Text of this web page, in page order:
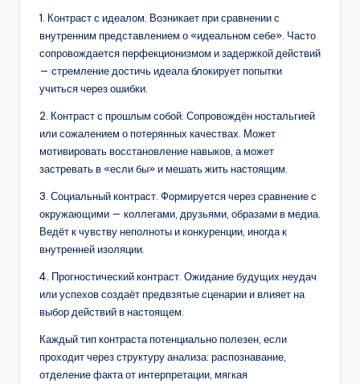
1. Контраст с идеалом. Возникает при сравнении с
внутренним представлением о «идеальном себе». Часто
сопровождается перфекционизмом и задержкой действий
— стремление достичь идеала блокирует попытки
учиться через ошибки.
2. Контраст с прошлым собой. Сопровождён ностальгией
или сожалением о потерянных качествах. Может
мотивировать восстановление навыков, а может
застревать в «если бы» и мешать жить настоящим.
3. Социальный контраст. Формируется через сравнение с
окружающими — коллегами, друзьями, образами в медиа.
Ведёт к чувству неполноты и конкуренции, иногда к
внутренней изоляции.
4. Прогностический контраст. Ожидание будущих неудач
или успехов создаёт предвзятые сценарии и влияет на
выбор действий в настоящем.
Каждый тип контраста потенциально полезен, если
проходит через структуру анализа: распознавание,
отделение факта от интерпретации, мягкая